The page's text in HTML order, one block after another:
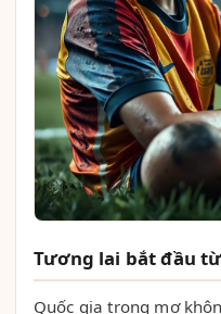
Tương lai bắt đầu
Quốc gia trong mơ